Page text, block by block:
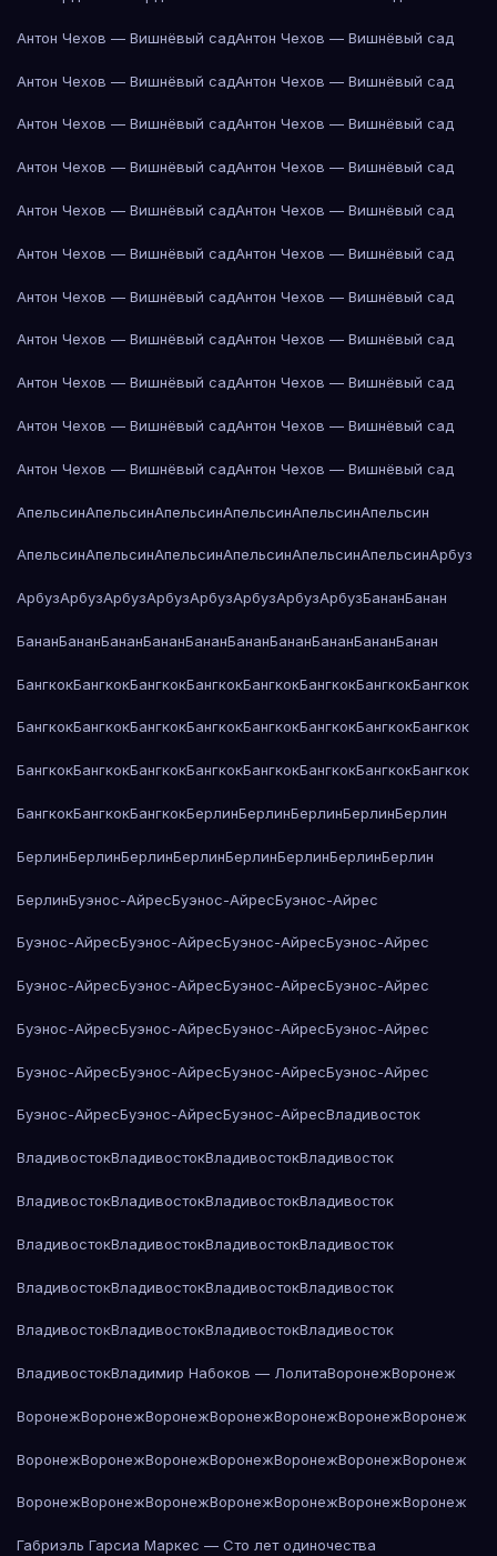
Антон Чехов — Вишнёвый садАнтон Чехов — Вишнёвый сад
Антон Чехов — Вишнёвый садАнтон Чехов — Вишнёвый сад
Антон Чехов — Вишнёвый садАнтон Чехов — Вишнёвый сад
Антон Чехов — Вишнёвый садАнтон Чехов — Вишнёвый сад
Антон Чехов — Вишнёвый садАнтон Чехов — Вишнёвый сад
Антон Чехов — Вишнёвый садАнтон Чехов — Вишнёвый сад
Антон Чехов — Вишнёвый садАнтон Чехов — Вишнёвый сад
Антон Чехов — Вишнёвый садАнтон Чехов — Вишнёвый сад
Антон Чехов — Вишнёвый садАнтон Чехов — Вишнёвый сад
Антон Чехов — Вишнёвый садАнтон Чехов — Вишнёвый сад
Антон Чехов — Вишнёвый садАнтон Чехов — Вишнёвый сад
АпельсинАпельсинАпельсинАпельсинАпельсинАпельсин
АпельсинАпельсинАпельсинАпельсинАпельсинАпельсинАрбуз
АрбузАрбузАрбузАрбузАрбузАрбузАрбузАрбузБананБанан
БананБананБананБананБананБананБананБананБананБанан
БангкокБангкокБангкокБангкокБангкокБангкокБангкокБангкок
БангкокБангкокБангкокБангкокБангкокБангкокБангкокБангкок
БангкокБангкокБангкокБангкокБангкокБангкокБангкокБангкок
БангкокБангкокБангкокБерлинБерлинБерлинБерлинБерлин
БерлинБерлинБерлинБерлинБерлинБерлинБерлинБерлин
БерлинБуэнос-АйресБуэнос-АйресБуэнос-Айрес
Буэнос-АйресБуэнос-АйресБуэнос-АйресБуэнос-Айрес
Буэнос-АйресБуэнос-АйресБуэнос-АйресБуэнос-Айрес
Буэнос-АйресБуэнос-АйресБуэнос-АйресБуэнос-Айрес
Буэнос-АйресБуэнос-АйресБуэнос-АйресБуэнос-Айрес
Буэнос-АйресБуэнос-АйресБуэнос-АйресВладивосток
ВладивостокВладивостокВладивостокВладивосток
ВладивостокВладивостокВладивостокВладивосток
ВладивостокВладивостокВладивостокВладивосток
ВладивостокВладивостокВладивостокВладивосток
ВладивостокВладивостокВладивостокВладивосток
ВладивостокВладимир Набоков — ЛолитаВоронежВоронеж
ВоронежВоронежВоронежВоронежВоронежВоронежВоронеж
ВоронежВоронежВоронежВоронежВоронежВоронежВоронеж
ВоронежВоронежВоронежВоронежВоронежВоронежВоронеж
Габриэль Гарсиа Маркес — Сто лет одиночества